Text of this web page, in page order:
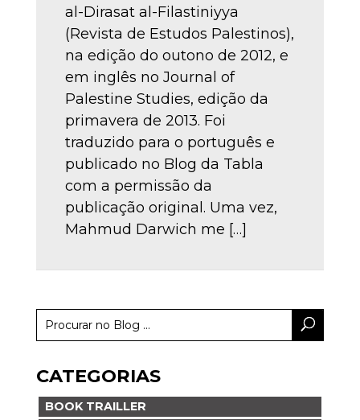
al-Dirasat al-Filastiniyya
(Revista de Estudos Palestinos),
na edição do outono de 2012, e
em inglês no Journal of
Palestine Studies, edição da
primavera de 2013. Foi
traduzido para o português e
publicado no Blog da Tabla
com a permissão da
publicação original. Uma vez,
Mahmud Darwich me […]
CATEGORIAS
BOOK TRAILLER